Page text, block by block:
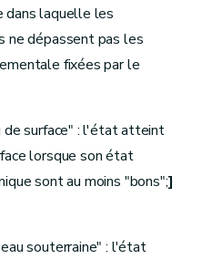
souterraines et des eaux utilisées pour le captage d'eau potabilisable
générales de protection
de captage
1
Zones de prise d'eau
dans laquelle les
ne dépassent pas les
fixées par le
surface" : l'état atteint
lorsque son état
sont au moins "bons";]
souterraine" : l'état